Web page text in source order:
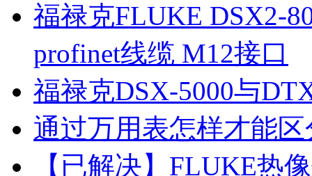
Softing认证工程师证书
福禄克FLUKE DSX2-
profinet线缆 M12接口
福禄克DSX-5000与
通过万用表怎样才能
【已解决】FLUKE热